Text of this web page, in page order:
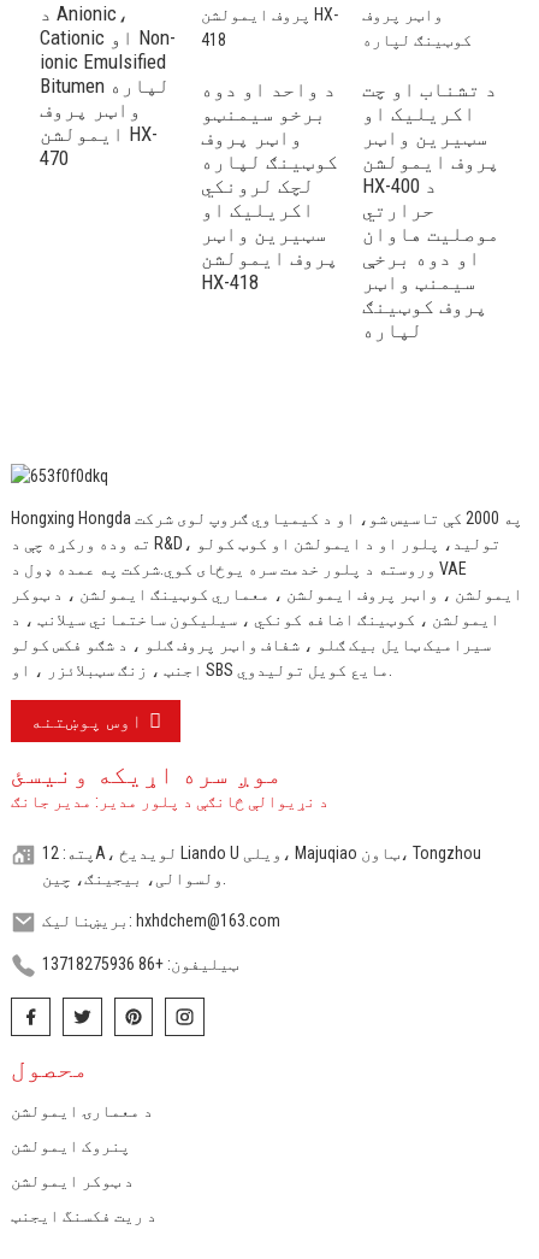
د Anionic،
Cationic او Non-
ionic Emulsified
Bitumen لپاره
واټر پروف
ایمولشن HX-
470
د واحد او دوه
برخو سیمنټو
واټر پروف
کوټینګ لپاره
لچک لرونکي
اکریلیک او
سټیرین واټر
پروف ایمولشن
HX-418
د تشناب او چت
اکریلیک او
سټیرین واټر
پروف ایمولشن
HX-400 د
حرارتي
موصلیت هاوان
او دوه برخې
سیمنټ واټر
پروف کوټینګ
لپاره
Hongxing Hongda په 2000 کې تاسیس شو، او د کیمیاوي ګروپ لوی شرکت
ته وده ورکړه چې د R&D، تولید، پلور او د ایمولشن او کوټ کولو
وروسته د پلور خدمت سره یوځای کوي.شرکت په عمده ډول د VAE
ایمولشن ، واټر پروف ایمولشن ، معماري کوټینګ ایمولشن ، د ټوکر
ایمولشن ، کوټینګ اضافه کونکي ، سیلیکون ساختماني سیلانټ ، د
سیرامیک ټایل بیک ګلو ، شفاف واټر پروف ګلو ، د شګو فکس کولو
اوس پوښتنه
موږ سره اړیکه ونیسئ
د نړیوالې څانګې د پلور مدیر: مدیر جانګ
پته: 12A، لویدیځ Liando U ویلی، Majuqiao ټاون، Tongzhou
بریښنالیک: hxhdchem@163.com
ټیلیفون: +86 13718275936
محصول
د معمارۍ ایمولشن
پنروک ایمولشن
د ټوکر ایمولشن
د ریت فکسنگ ایجنټ